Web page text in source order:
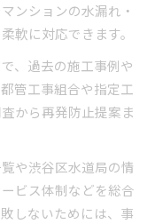
ンションの水漏れ・
軟に対応できます。
、過去の施工事例や
管工事組合や指定工
から再発防止提案ま
や渋谷区水道局の情
ビス体制などを総合
しないためには、事